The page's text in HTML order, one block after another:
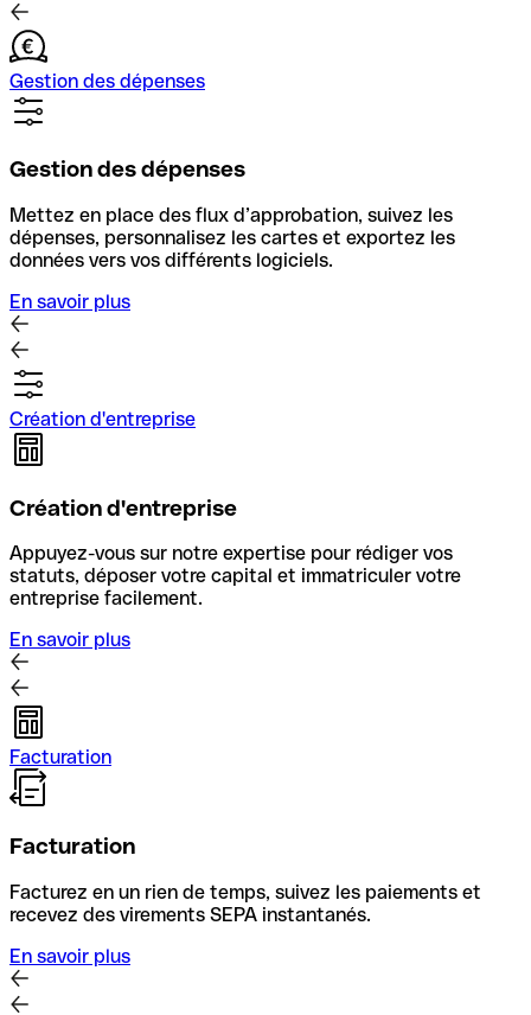
Gestion des dépenses
Gestion des dépenses
Mettez en place des flux d’approbation, suivez les
dépenses, personnalisez les cartes et exportez les
données vers vos différents logiciels.
En savoir plus
Création d'entreprise
Création d'entreprise
Appuyez-vous sur notre expertise pour rédiger vos
statuts, déposer votre capital et immatriculer votre
entreprise facilement.
En savoir plus
Facturation
Facturation
Facturez en un rien de temps, suivez les paiements et
recevez des virements SEPA instantanés.
En savoir plus